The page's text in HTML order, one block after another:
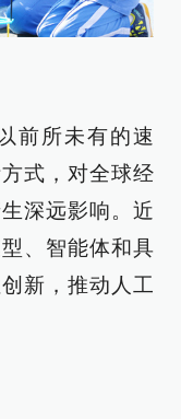
前所未有的速
式，对全球经
深远影响。近
、智能体和具
新，推动人工